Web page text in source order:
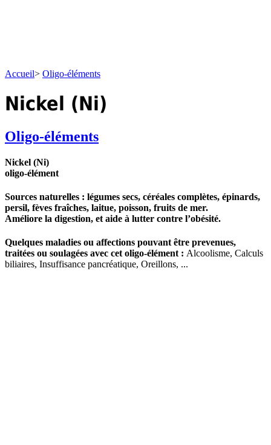
Accueil> Oligo-éléments
Nickel (Ni)
Oligo-éléments
Nickel (Ni)
oligo-élément
Sources naturelles : légumes secs, céréales complètes, épinards,
persil, fèves fraîches, laitue, poisson, fruits de mer.
Améliore la digestion, et aide à lutter contre l’obésité.
Quelques maladies ou affections pouvant être prevenues,
traitées ou soulagées avec cet oligo-élément : Alcoolisme, Calculs
biliaires, Insuffisance pancréatique, Oreillons, ...